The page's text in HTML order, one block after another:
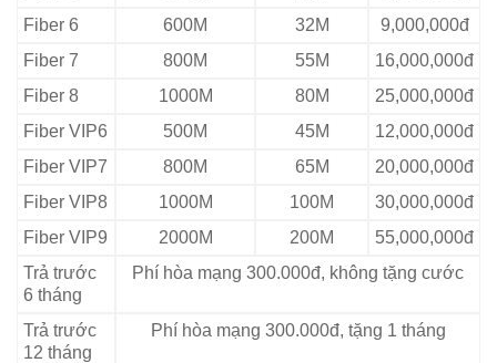
Fiber 6
600M 32M
9,000,000đ
Fiber 7
800M 55M
16,000,000đ
Fiber 8
1000M 80M
25,000,000đ
Fiber VIP6
500M 45M
12,000,000đ
Fiber VIP7
800M 65M
20,000,000đ
Fiber VIP8
1000M 100M
30,000,000đ
Fiber VIP9
2000M 200M
55,000,000đ
Trả trước
6 tháng
Phí hòa mạng 300.000đ, không tặng cước
Trả trước
12 tháng
Phí hòa mạng 300.000đ, tặng 1 tháng